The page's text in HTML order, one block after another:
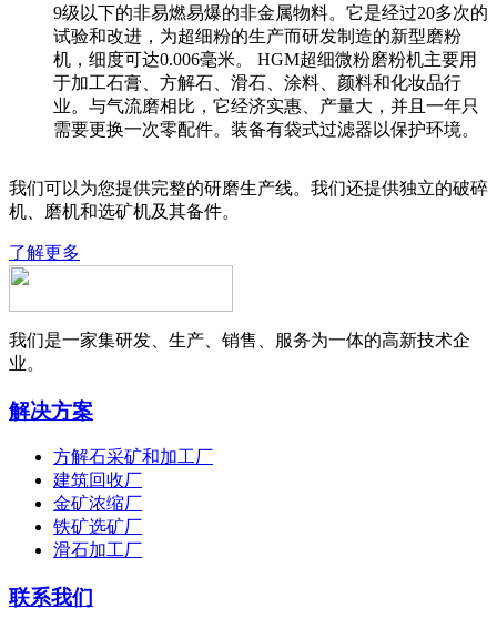
9级以下的非易燃易爆的非金属物料。它是经过20多次的
试验和改进，为超细粉的生产而研发制造的新型磨粉
机，细度可达0.006毫米。 HGM超细微粉磨粉机主要用
于加工石膏、方解石、滑石、涂料、颜料和化妆品行
业。与气流磨相比，它经济实惠、产量大，并且一年只
需要更换一次零配件。装备有袋式过滤器以保护环境。
我们可以为您提供完整的研磨生产线。我们还提供独立的破碎
机、磨机和选矿机及其备件。
了解更多
我们是一家集研发、生产、销售、服务为一体的高新技术企
业。
解决方案
方解石采矿和加工厂
建筑回收厂
金矿浓缩厂
铁矿选矿厂
滑石加工厂
联系我们